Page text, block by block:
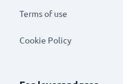
Terms of use
Cookie Policy